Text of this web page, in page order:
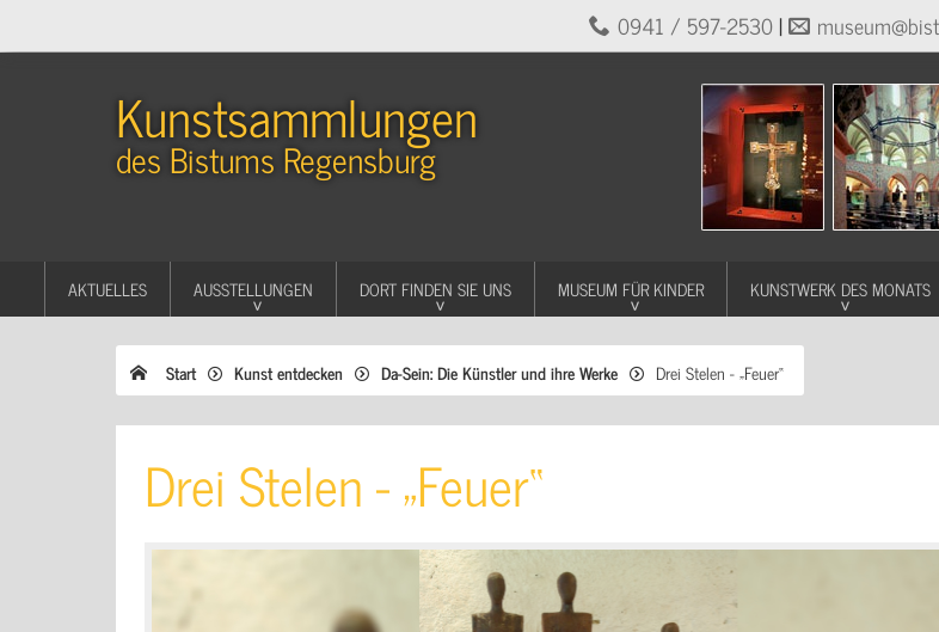
0941 / 597-2530|
Kunstsammlungen
des Bistums Regensburg
AKTUELLES AUSSTELLUNGEN DORT FINDEN SIE UNS MUSEUM FÜR KINDER KUNSTWERK DES MONATS
Start Kunst entdecken Da-Sein: Die Künstler und ihre Werke Drei Stelen - „Feuer“
Drei Stelen - „Feuer“